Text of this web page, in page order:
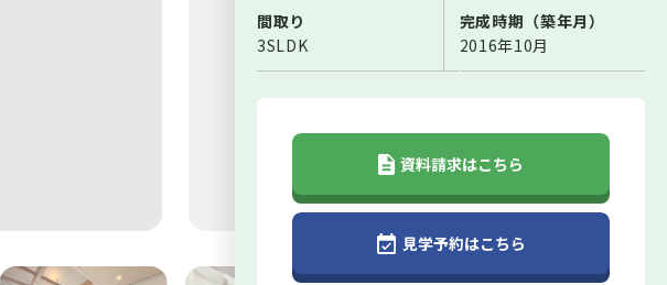
間取り
3SLDK
完成時期（築年月）
2016年10月
資料請求はこちら
見学予約はこちら